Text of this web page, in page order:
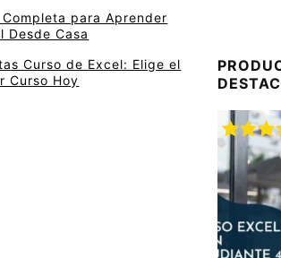
Completa para Aprender
Desde Casa
Curso de Excel: Elige el
Curso Hoy
con5.00
5